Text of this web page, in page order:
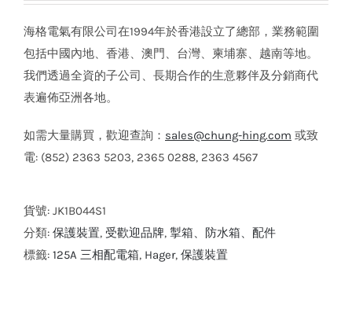
海格電氣有限公司在1994年於香港設立了總部，業務範圍
包括中國內地、香港、澳門、台灣、柬埔寨、越南等地。
我們透過全資的子公司、長期合作的生意夥伴及分銷商代
表遍佈亞洲各地。
如需大量購買，歡迎查詢： sales@chung-hing.com 或致
電: (852) 2363 5203, 2365 0288, 2363 4567
貨號: JK1B044S1
分類: 保護裝置, 受歡迎品牌, 掣箱、防水箱、配件
標籤: 125A 三相配電箱, Hager, 保護裝置